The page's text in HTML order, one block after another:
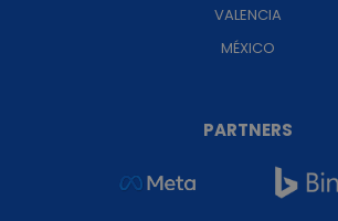
VALENCIA
MÉXICO
PARTNERS